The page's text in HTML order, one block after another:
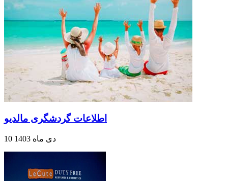
اطلاعات گردشگری مالدیو
10 دی ماه 1403